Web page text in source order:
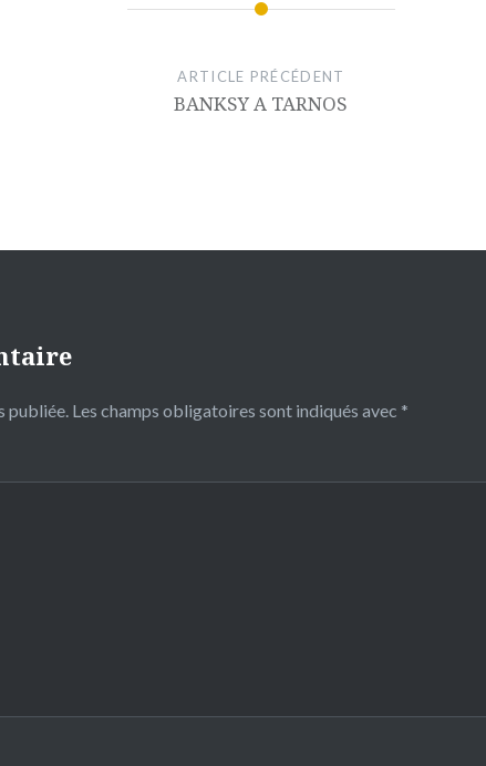
ARTICLE PRÉCÉDENT
BANKSY A TARNOS
publiée. Les champs obligatoires sont indiqués avec *